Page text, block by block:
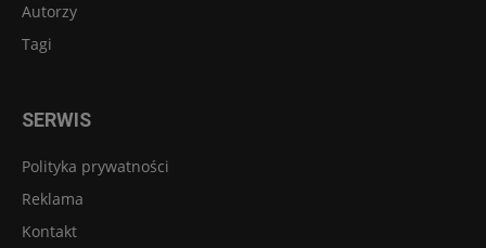
Autorzy
Tagi
SERWIS
Polityka prywatności
Reklama
Kontakt